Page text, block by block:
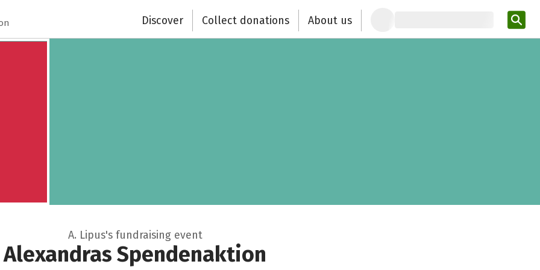
Discover Collect donations About us
A. Lipus's fundraising event
Alexandras Spendenaktion
Recipient of donations
Close